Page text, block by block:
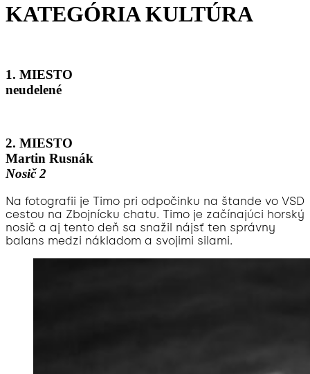
KATEGÓRIA KULTÚRA
1. MIESTO
neudelené
2. MIESTO
Martin Rusnák
Nosič 2
Na fotografii je Timo pri odpočinku na štande vo VSD
cestou na Zbojnícku chatu. Timo je začínajúci horský
nosič a aj tento deň sa snažil nájsť ten správny
balans medzi nákladom a svojimi silami.